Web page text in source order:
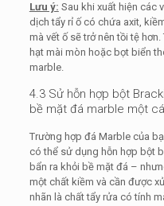
Lưu ý: Sau khi xuất hiện các
dịch tẩy rỉ ố có chứa axit,
mà vết ố sẽ trở nên tồi tệ
hạt mài mòn hoặc bọt biển
marble.
4.3 Sử hỗn hợp bột
bề mặt đá marble một
Trường hợp đá Marble của
có thể sử dụng hỗn hợp bột
bẩn ra khỏi bề mặt đá –
một chất kiềm và cần được
nhãn là chất tẩy rửa có tính